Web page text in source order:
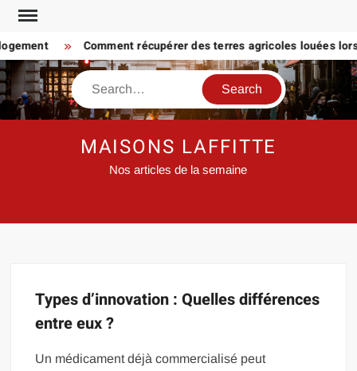
Skip
content
Comment récupérer des terres agricoles louées
Search
MAISONS LAFFITTE
Nos articles de la semaine
Types d’innovation : Quelles différences
entre eux ?
Un médicament déjà commercialisé peut